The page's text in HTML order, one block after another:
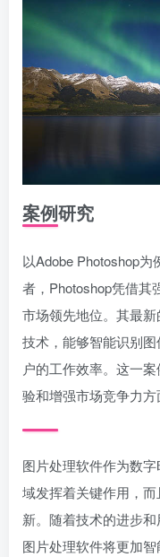
案例研究
以Adobe Photoshop
者，Photoshop凭借其
市场领先地位。其最
技术，能够智能识别
户的工作效率。这一
验和增强市场竞争力方
图片处理软件作为数
域发挥着关键作用，
新。随着技术的进步
图片处理软件将更加